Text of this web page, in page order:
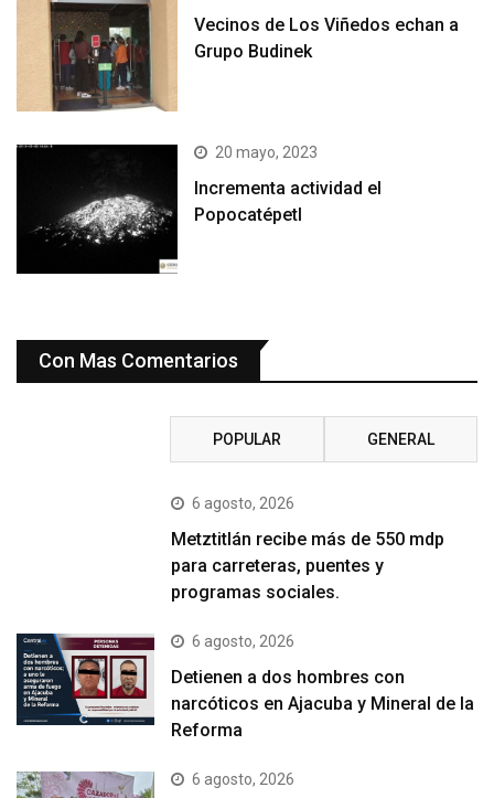
Vecinos de Los Viñedos echan a
Grupo Budinek
20 mayo, 2023
Incrementa actividad el
Popocatépetl
Con Mas Comentarios
POPULAR GENERAL
6 agosto, 2026
Metztitlán recibe más de 550 mdp
para carreteras, puentes y
programas sociales.
6 agosto, 2026
Detienen a dos hombres con
narcóticos en Ajacuba y Mineral de la
Reforma
6 agosto, 2026